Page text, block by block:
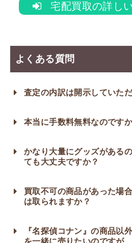
宅配買取の詳し
よくある質問
査定の内訳は開示していた
本当に手数料無料なのです
かなり大量にグッズがある
ても大丈夫ですか？
買取不可の商品があった場
は取られますか？
『名探偵コナン』の商品以
を一緒に売りたいのですが